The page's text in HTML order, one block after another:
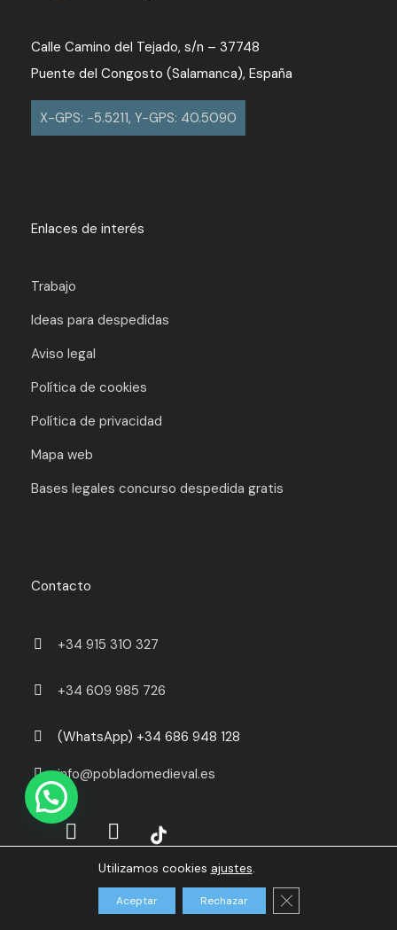
Calle Camino del Tejado, s/n – 37748
Puente del Congosto (Salamanca), España
X-GPS: -5.5211, Y-GPS: 40.5090
Enlaces de interés
Trabajo
Ideas para despedidas
Aviso legal
Política de cookies
Política de privacidad
Mapa web
Bases legales concurso despedida gratis
Contacto
+34 915 310 327
+34 609 985 726
(WhatsApp) +34 686 948 128
info@pobladomedieval.es
Utilizamos cookies ajustes.
Aceptar Rechazar Cerrar el banner